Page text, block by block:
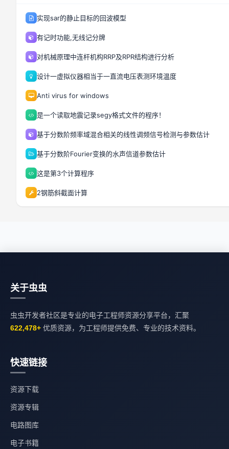
实现sar的静止目标的回波模型
有记时功能,无线记分牌
对机械原理中连杆机构RRP及RPR结构进行分析
设计一虚拟仪器相当于一直流电压表测环境温度
Anti virus for windows
是一个读取地震记录segy格式文件的程序！
基于分数阶频率域混合相关的线性调频信号检测与参数估计
基于分数阶Fourier变换的水声信道参数估计
这是第3个计算程序
2钢筋斜截面计算
关于虫虫
虫虫开发者社区是专业的电子工程师资源分享平台，汇聚
622,478+ 优质资源，为工程师提供免费、专业的技术资料。
快速链接
资源下载
资源专辑
电路图库
电子书籍